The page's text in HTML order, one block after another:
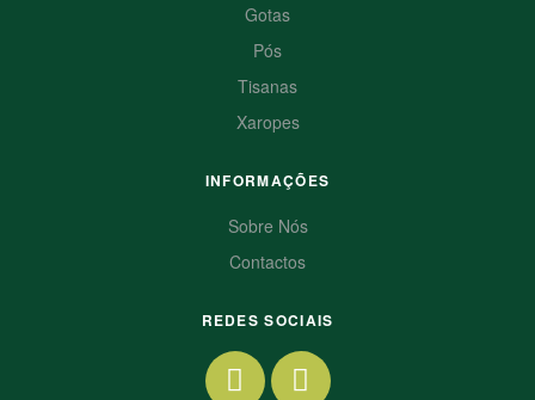
Gotas
Pós
Tisanas
Xaropes
INFORMAÇÕES
Sobre Nós
Contactos
REDES SOCIAIS